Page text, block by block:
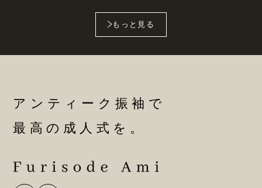
もっと見る
アンティーク振袖で
最高の成人式を。